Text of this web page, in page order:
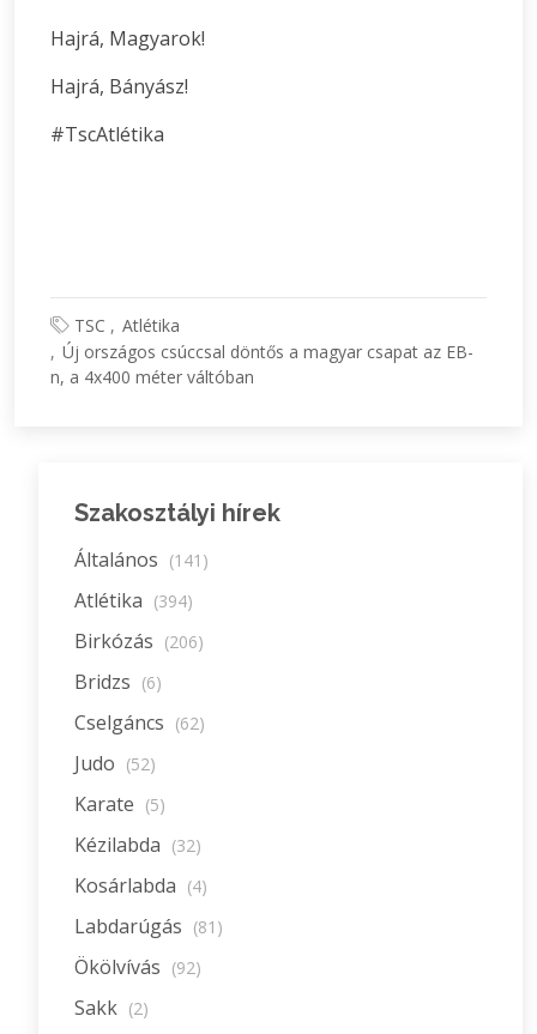
Hajrá, Magyarok!
Hajrá, Bányász!
#TscAtlétika
TSC
Atlétika
Új országos csúccsal döntős a magyar csapat az EB-
n, a 4x400 méter váltóban
Szakosztályi hírek
Általános (141)
Atlétika (394)
Birkózás (206)
Bridzs (6)
Cselgáncs (62)
Judo (52)
Karate (5)
Kézilabda (32)
Kosárlabda (4)
Labdarúgás (81)
Ökölvívás (92)
Sakk (2)